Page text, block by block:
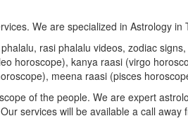
We are specialized in Astrology in
rasi phalalu videos, zodiac
horoscope), kanya raasi (virgo
meena raasi (pisces
of the people. We are expert
services will be available a call